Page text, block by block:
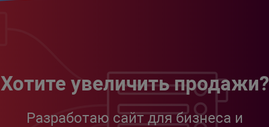
Хотите увеличить продажи?
Разработаю сайт для бизнеса и